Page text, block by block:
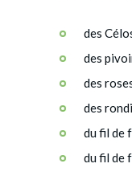
des
des
des
des
du fil de
du fil de